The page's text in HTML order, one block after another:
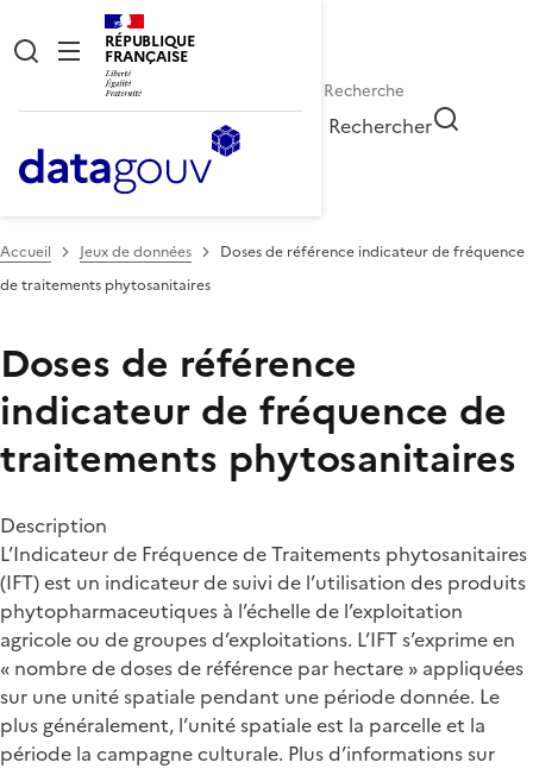
RÉPUBLIQUE
FRANÇAISE
Rechercher
Accueil Jeux de données
Doses de référence indicateur de fréquence
de traitements phytosanitaires
Doses de référence
indicateur de fréquence de
traitements phytosanitaires
Description
L’Indicateur de Fréquence de Traitements phytosanitaires
(IFT) est un indicateur de suivi de l’utilisation des produits
phytopharmaceutiques à l’échelle de l’exploitation
agricole ou de groupes d’exploitations. L’IFT s’exprime en
« nombre de doses de référence par hectare » appliquées
sur une unité spatiale pendant une période donnée. Le
plus généralement, l’unité spatiale est la parcelle et la
période la campagne culturale. Plus d’informations sur